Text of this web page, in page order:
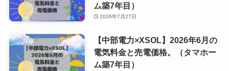
ム築7年目）
2026年7月27日
【中部電力×XSOL】2026年6月の
電気料金と売電価格。（タマホー
ム築7年目）